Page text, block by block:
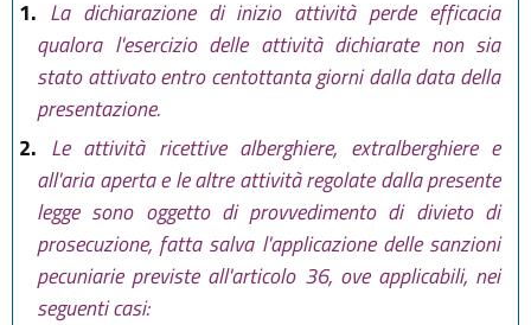
1. La dichiarazione di inizio attività perde efficacia
qualora l'esercizio delle attività dichiarate non sia
stato attivato entro centottanta giorni dalla data della
presentazione.
2. Le attività ricettive alberghiere, extralberghiere e
all'aria aperta e le altre attività regolate dalla presente
legge sono oggetto di provvedimento di divieto di
prosecuzione, fatta salva l'applicazione delle sanzioni
pecuniarie previste all'articolo 36, ove applicabili, nei
seguenti casi: